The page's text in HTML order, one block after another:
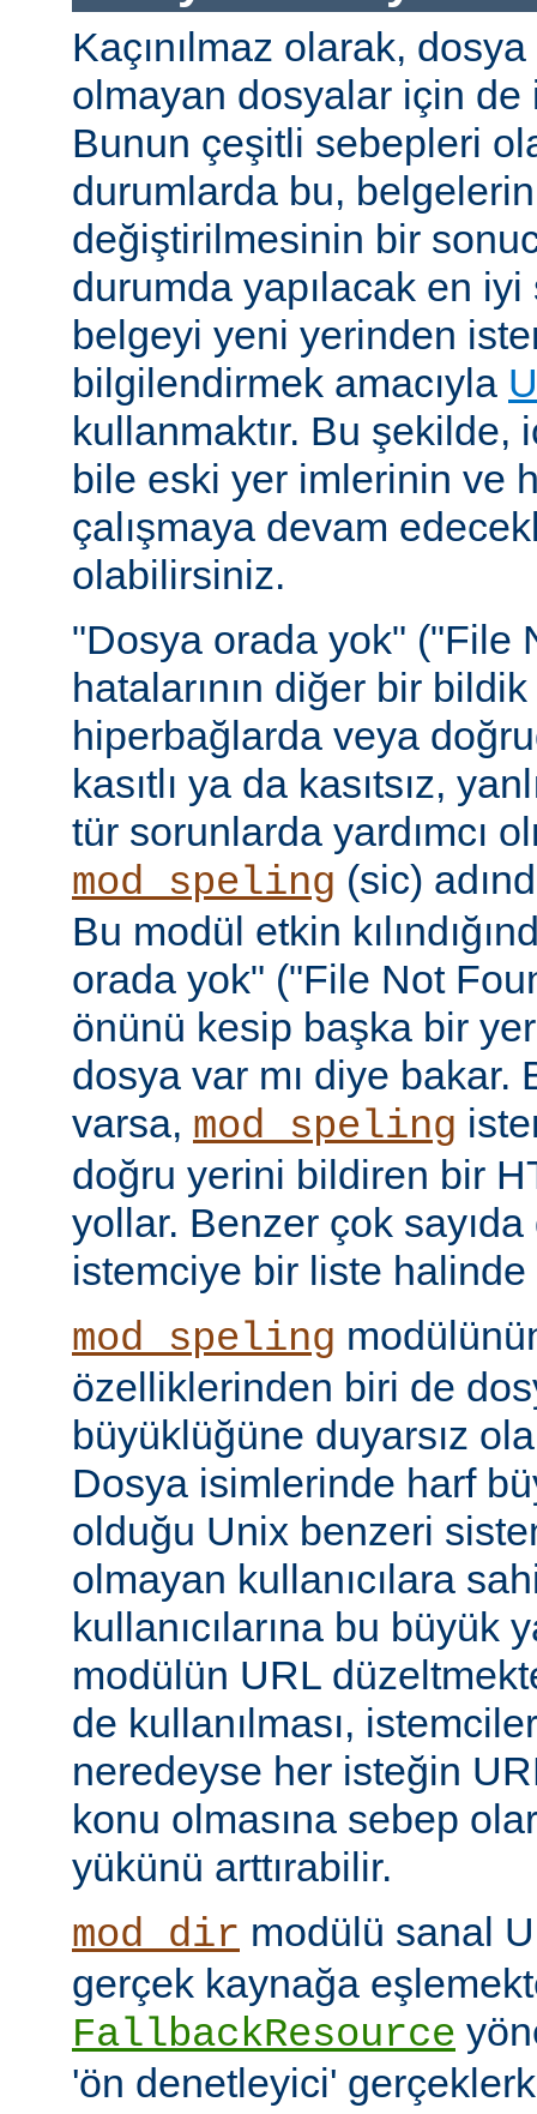
Kaçınılmaz olarak,
olmayan dosyalar için de
Bunun çeşitli sebepleri
durumlarda bu,
değiştirilmesinin bir
durumda yapılacak en
belgeyi yeni yerinden
bilgilendirmek amacıyla
kullanmaktır. Bu
bile eski yer imlerinin ve
çalışmaya devam
olabilirsiniz.
"Dosya orada yok" ("File
hatalarının diğer bir
hiperbağlarda veya
kasıtlı ya da kasıtsız,
tür sorunlarda yardımcı
mod_speling (sic)
Bu modül etkin
orada yok" ("File Not
önünü kesip başka bir
dosya var mı diye bakar.
varsa, mod_speling
doğru yerini bildiren bir
yollar. Benzer çok
istemciye bir liste halinde
mod_speling
özelliklerinden biri de
büyüklüğüne duyarsız
Dosya isimlerinde harf
olduğu Unix benzeri
olmayan kullanıcılara
kullanıcılarına bu büyük
modülün URL
de kullanılması,
neredeyse her isteğin
konu olmasına sebep
yükünü arttırabilir.
mod_dir modülü sanal
gerçek kaynağa
FallbackResource
'ön denetleyici'